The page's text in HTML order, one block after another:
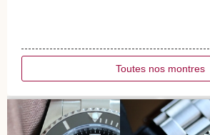
Toutes nos montres